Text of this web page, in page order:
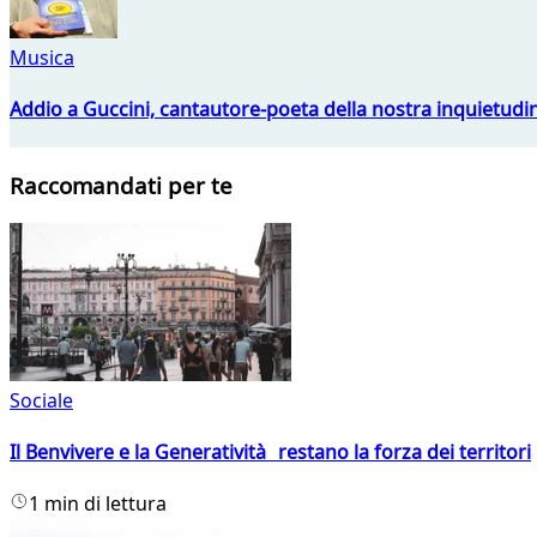
Musica
Addio a Guccini, cantautore-poeta della nostra
Raccomandati per te
Sociale
Il Benvivere e la Generatività restano la forza dei territori
1 min di lettura